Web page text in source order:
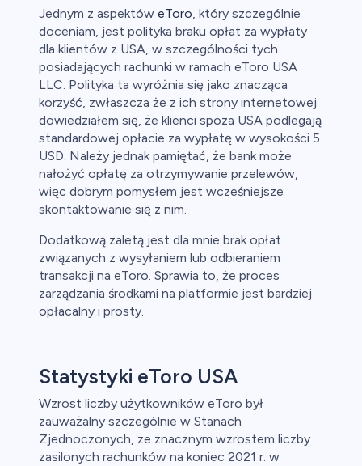
Jednym z aspektów eToro, który szczególnie
doceniam, jest polityka braku opłat za wypłaty
dla klientów z USA, w szczególności tych
posiadających rachunki w ramach eToro USA
LLC. Polityka ta wyróżnia się jako znacząca
korzyść, zwłaszcza że z ich strony internetowej
dowiedziałem się, że klienci spoza USA podlegają
standardowej opłacie za wypłatę w wysokości 5
USD. Należy jednak pamiętać, że bank może
nałożyć opłatę za otrzymywanie przelewów,
więc dobrym pomysłem jest wcześniejsze
skontaktowanie się z nim.
Dodatkową zaletą jest dla mnie brak opłat
związanych z wysyłaniem lub odbieraniem
transakcji na eToro. Sprawia to, że proces
zarządzania środkami na platformie jest bardziej
opłacalny i prosty.
Statystyki eToro USA
Wzrost liczby użytkowników eToro był
zauważalny szczególnie w Stanach
Zjednoczonych, ze znacznym wzrostem liczby
zasilonych rachunków na koniec 2021 r. w